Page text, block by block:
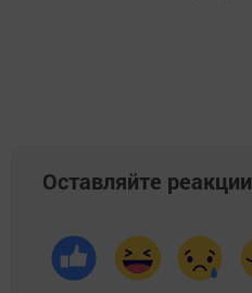
Оставляйте реакции